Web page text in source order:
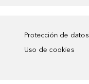
Protección de datos
Uso de cookies